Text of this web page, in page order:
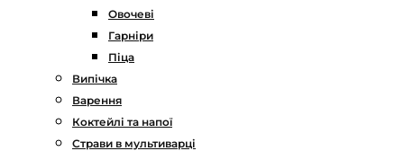
Овочеві
Гарніри
Піца
Випічка
Варення
Коктейлі та напої
Страви в мультиварці